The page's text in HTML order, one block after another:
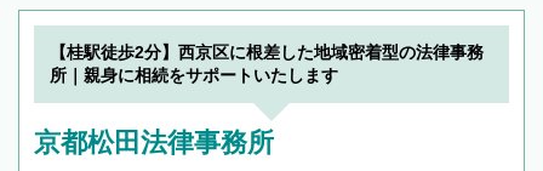
できます。また、相続は感情がからむ分野なの
でフィーリングも重要です。実際に電話や面談
で複数の弁護士と会話をしてウマが合う方に依
【桂駅徒歩2分】西京区に根差した地域密着型の法律事務
所｜親身に相続をサポートいたします
京都松田法律事務所